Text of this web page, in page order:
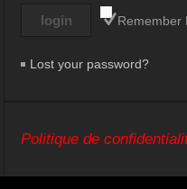
Remember
Lost your password?
Politique de